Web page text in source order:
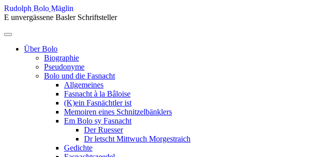
Skip
to
Rudolph Bolo Mäglin
E unvergässene Basler Schriftsteller
Menu
Über Bolo
Biographie
Pseudonyme
Bolo und die Fasnacht
Allgemeines
Fasnacht à la Bâloise
(K)ein Fasnächtler ist
Memoiren eines Schnitzelbänklers
Em Bolo sy Fasnacht
Der Ruesser
Dr letscht Mittwuch Morgestraich
Gedichte